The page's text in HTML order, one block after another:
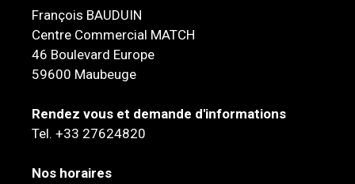
François BAUDUIN
Centre Commercial MATCH
46 Boulevard Europe
59600 Maubeuge
Rendez vous et demande d'informations
Tel. +33 27624820
Nos horaires